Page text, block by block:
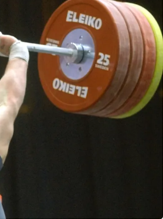
hry
volejbal
Triatlon
Veslování
Vodní slalom
Volejbal
Ostatní